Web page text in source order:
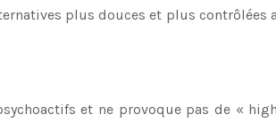
plus douces et plus
et ne provoque pas de «